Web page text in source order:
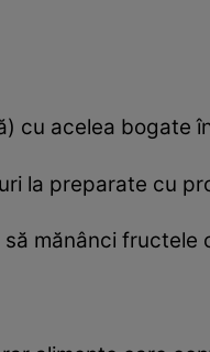
cu acelea bogate
la preparate cu
mănânci fructele